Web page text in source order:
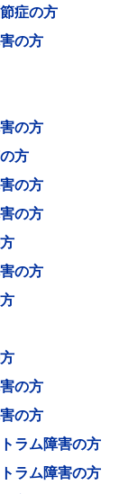
症の方
の方
の方
方
の方
の方
の方
の方
の方
ラム障害の方
ラム障害の方